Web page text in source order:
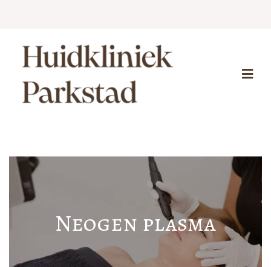
Neogen plasma